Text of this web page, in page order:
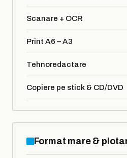
Scanare + OCR
Print A6 – A3
Tehnoredactare
Copiere pe stick & CD/DVD
Format mare &